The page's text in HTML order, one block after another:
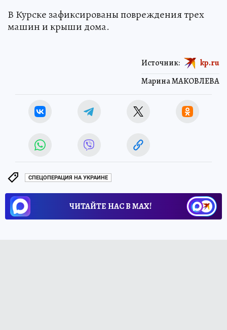
В Курске зафиксированы повреждения трех
машин и крыши дома.
Марина МАКОВЛЕВА
Источник: kp.ru
СПЕЦОПЕРАЦИЯ НА УКРАИНЕ
ЧИТАЙТЕ НАС В МАХ!